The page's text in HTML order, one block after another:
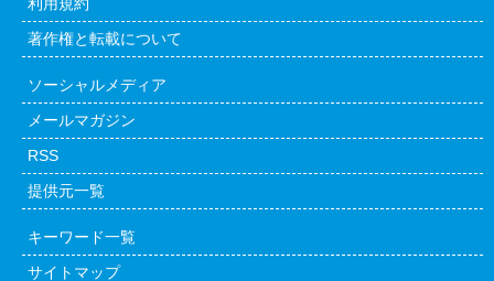
著作権と転載について
ソーシャルメディア
メールマガジン
RSS
提供元一覧
キーワード一覧
サイトマップ